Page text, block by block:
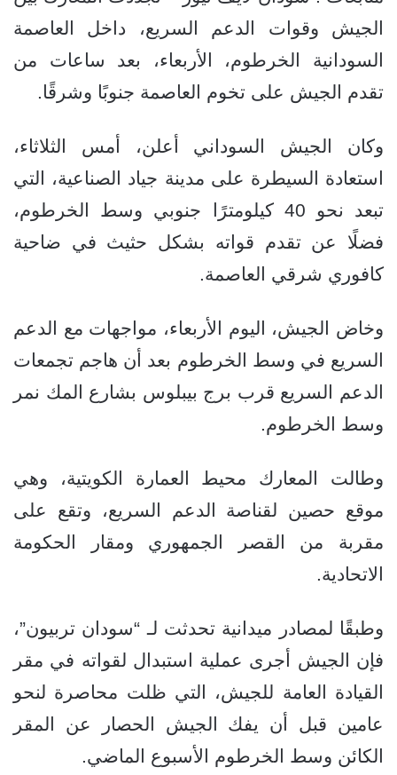
الجيش وقوات الدعم السريع، داخل العاصمة
السودانية الخرطوم، الأربعاء، بعد ساعات من
تقدم الجيش على تخوم العاصمة جنوبًا وشرقًا.
وكان الجيش السوداني أعلن، أمس الثلاثاء،
استعادة السيطرة على مدينة جياد الصناعية، التي
تبعد نحو 40 كيلومترًا جنوبي وسط الخرطوم،
فضلًا عن تقدم قواته بشكل حثيث في ضاحية
كافوري شرقي العاصمة.
وخاض الجيش، اليوم الأربعاء، مواجهات مع الدعم
السريع في وسط الخرطوم بعد أن هاجم تجمعات
الدعم السريع قرب برج بيبلوس بشارع المك نمر
وسط الخرطوم.
وطالت المعارك محيط العمارة الكويتية، وهي
موقع حصين لقناصة الدعم السريع، وتقع على
مقربة من القصر الجمهوري ومقار الحكومة
الاتحادية.
وطبقًا لمصادر ميدانية تحدثت لـ “سودان تربيون”،
فإن الجيش أجرى عملية استبدال لقواته في مقر
القيادة العامة للجيش، التي ظلت محاصرة لنحو
عامين قبل أن يفك الجيش الحصار عن المقر
الكائن وسط الخرطوم الأسبوع الماضي.